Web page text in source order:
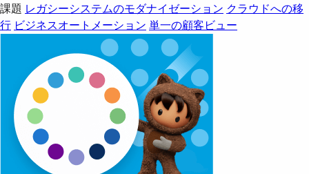
課題 レガシーシステムのモダナイゼーション クラウドへの移
行 ビジネスオートメーション 単一の顧客ビュー